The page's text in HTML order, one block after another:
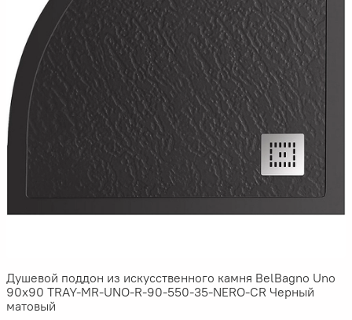
Душевой поддон из искусственного камня BelBagno Uno
90x90 TRAY-MR-UNO-R-90-550-35-NERO-CR Черный
матовый